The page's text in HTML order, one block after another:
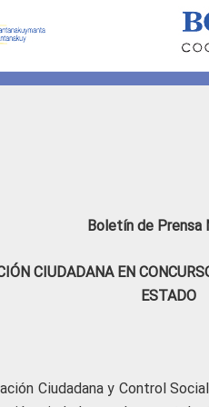
Boletín de Prensa
CIUDADANA EN
ESTADO
Ciudadana y Control